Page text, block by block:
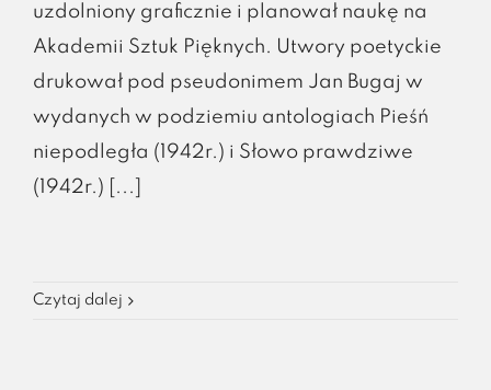
uzdolniony graficznie i planował naukę na
Akademii Sztuk Pięknych. Utwory poetyckie
drukował pod pseudonimem Jan Bugaj w
wydanych w podziemiu antologiach Pieśń
niepodległa (1942r.) i Słowo prawdziwe
(1942r.) [...]
Czytaj dalej